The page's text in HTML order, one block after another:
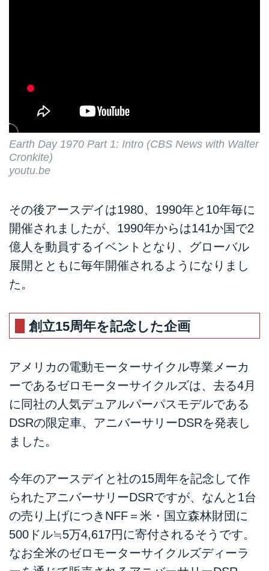
Earth Day 1970 Part 1: Intro (CBS News with Walter
Cronkite)
youtu.be
その後アースデイは1980、1990年と10年毎に
開催されましたが、1990年からは141か国で2
億人を動員するイベントとなり、グローバル
展開とともに毎年開催されるようになりまし
た。
創立15周年を記念した企画
アメリカの電動モーターサイクル専業メーカ
ーであるゼロモーターサイクルズは、去る4月
に同社の人気デュアルパーパスモデルである
DSRの限定車、アニバーサリーDSRを発表し
ました。
今年のアースデイと社の15周年を記念して作
られたアニバーサリーDSRですが、なんと1台
の売り上げにつきNFF＝米・国立森林財団に
500ドル≒5万4,617円に寄付されるそうです。
なお全米のゼロモーターサイクルズディーラ